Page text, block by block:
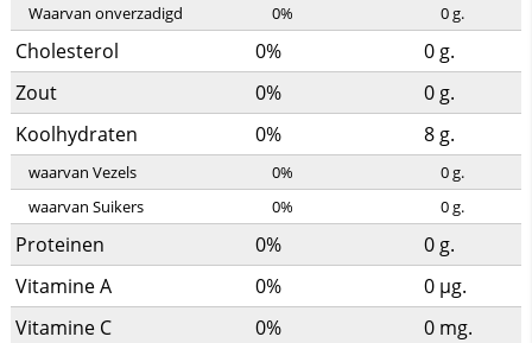
Waarvan onverzadigd 0% 0g.
Cholesterol 0% 0 g.
Zout
0% 0 g.
Koolhydraten
0% 8 g.
waarvan Vezels 0% 0g.
waarvan Suikers
0% 0g.
Proteinen 0% 0 g.
Vitamine A
0% 0 µg.
Vitamine C
0% 0 mg.